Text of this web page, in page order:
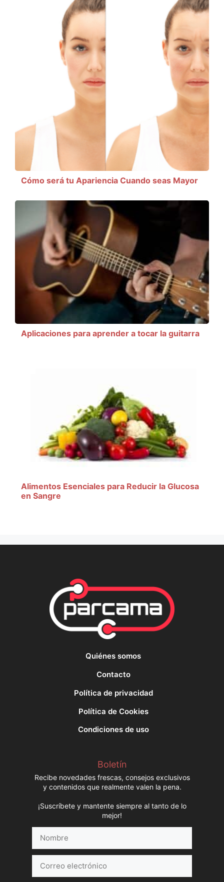
Cómo será tu Apariencia Cuando seas Mayor
Aplicaciones para aprender a tocar la guitarra
Alimentos Esenciales para Reducir la Glucosa
en Sangre
Quiénes somos
Contacto
Política de privacidad
Política de Cookies
Condiciones de uso
Boletín
Recibe novedades frescas, consejos exclusivos
y contenidos que realmente valen la pena.
¡Suscríbete y mantente siempre al tanto de lo
mejor!
electrónico